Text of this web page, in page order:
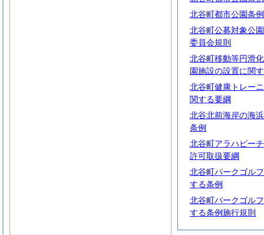
北谷町都市公園条
北谷町公募対象公
委員会規則
北谷町移動等円滑
園施設の設置に関
北谷町健康トレー
関する要綱
北谷北前海岸の海
条例
北谷町アラハビー
許可取扱要綱
北谷町パークゴル
する条例
北谷町パークゴル
する条例施行規則